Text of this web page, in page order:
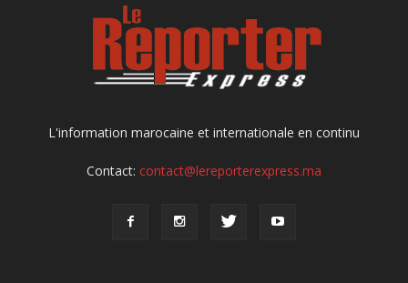
L'information marocaine et internationale en continu
Contact: contact@lereporterexpress.ma